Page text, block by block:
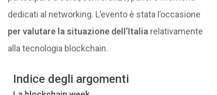
dedicati al networking. L’evento è stata l’occasione
per valutare la situazione dell’Italia relativamente
alla tecnologia blockchain.
Indice degli argomenti